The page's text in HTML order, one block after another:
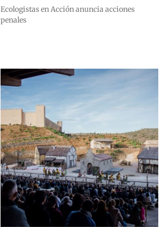
Ecologistas en Acción anuncia acciones
penales